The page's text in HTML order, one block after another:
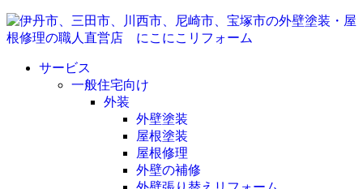
サービス
一般住宅向け
外装
外壁塗装
屋根塗装
屋根修理
外壁の補修